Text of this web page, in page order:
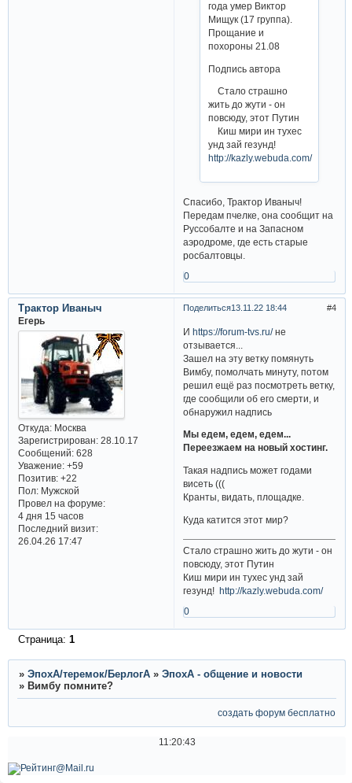
года умер Виктор
Мищук (17 группа).
Прощание и
похороны 21.08
Подпись автора
Стало страшно
жить до жути - он
повсюду, этот Путин
Киш мири ин тухес
унд зай гезунд!
http://kazly.webuda.com/
Спасибо, Трактор Иваныч!
Передам пчелке, она сообщит на
Руссобалте и на Запасном
аэродроме, где есть старые
росбалтовцы.
0
Поделиться 4
13.11.22 18:44
Трактор Иваныч
Егерь
Откуда:Москва
Зарегистрирован: 28.10.17
Сообщений:628
Уважение: +59
Позитив: +22
Пол:Мужской
Провел на форуме:
4 дня 15 часов
Последний визит:
26.04.26 17:47
Иhttps://forum-tvs.ru/не
отзывается...
Зашел на эту ветку помянуть
Вимбу, помолчать минуту, потом
решил ещё раз посмотреть ветку,
где сообщили об его смерти, и
обнаружил надпись
Мы едем, едем, едем...
Переезжаем на новый хостинг.
Такая надпись может годами
висеть (((
Кранты, видать, площадке.
Куда катится этот мир?
Стало страшно жить до жути - он
повсюду, этот Путин
Киш мири ин тухес унд зай
гезунд!
http://kazly.webuda.com/
0
Страница: 1
» ЭпохА/теремок/БерлогА » ЭпохА - общение и новости
» Вимбу помните?
создать форум бесплатно
11:20:43